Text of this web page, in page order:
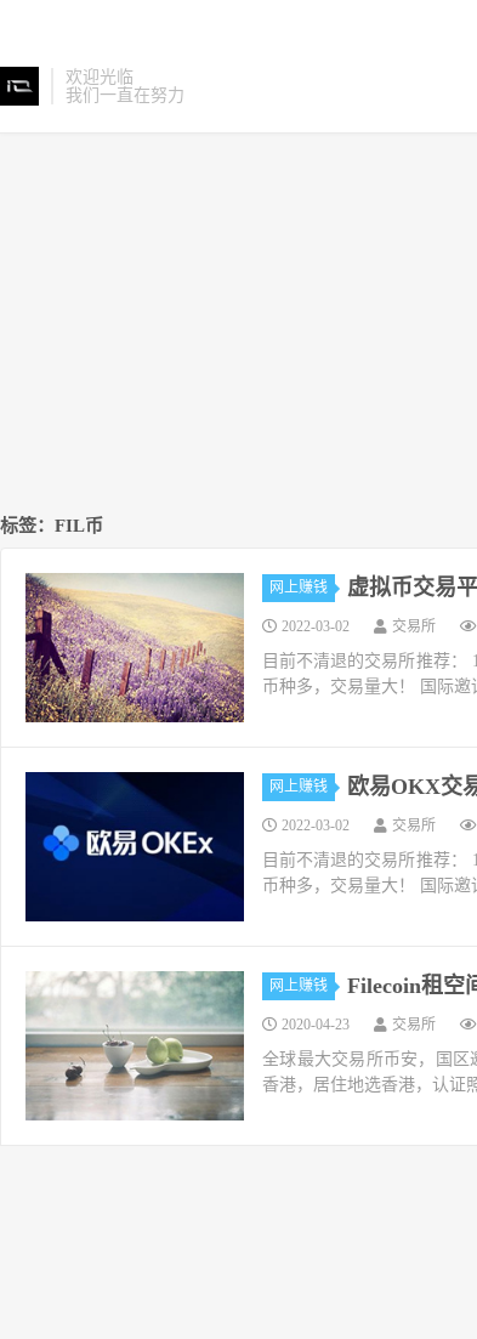
欢迎光临
我们一直在努力
标签：FIL币
网上赚钱 虚拟币交易
2022-03-02 交易所
目前不清退的交易所推荐：
币种多，交易量大！ 国际邀
网上赚钱 欧易OKX交
2022-03-02 交易所
目前不清退的交易所推荐：
币种多，交易量大！ 国际邀
网上赚钱 Filecoin租空
2020-04-23 交易所
全球最大交易所币安，国区
香港，居住地选香港，认证